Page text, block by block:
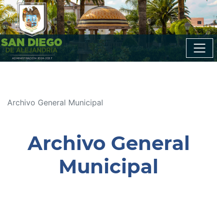
Archivo General Municipal
Archivo General
Municipal